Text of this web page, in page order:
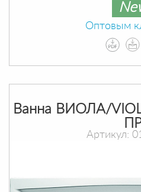
Оптовым
Ванна ВИОЛА/
Артикул: